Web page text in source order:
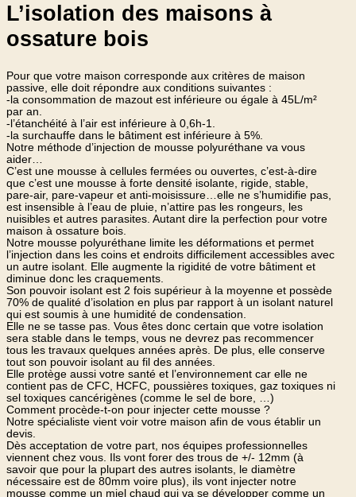
L’isolation des maisons à
ossature bois
Pour que votre maison corresponde aux critères de maison
passive, elle doit répondre aux conditions suivantes :
-la consommation de mazout est inférieure ou égale à 45L/m²
par an.
-l’étanchéité à l’air est inférieure à 0,6h-1.
-la surchauffe dans le bâtiment est inférieure à 5%.
Notre méthode d’injection de mousse polyuréthane va vous
aider…
C’est une mousse à cellules fermées ou ouvertes, c’est-à-dire
que c’est une mousse à forte densité isolante, rigide, stable,
pare-air, pare-vapeur et anti-moisissure…elle ne s’humidifie pas,
est insensible à l’eau de pluie, n’attire pas les rongeurs, les
nuisibles et autres parasites. Autant dire la perfection pour votre
maison à ossature bois.
Notre mousse polyuréthane limite les déformations et permet
l’injection dans les coins et endroits difficilement accessibles avec
un autre isolant. Elle augmente la rigidité de votre bâtiment et
diminue donc les craquements.
Son pouvoir isolant est 2 fois supérieur à la moyenne et possède
70% de qualité d’isolation en plus par rapport à un isolant naturel
qui est soumis à une humidité de condensation.
Elle ne se tasse pas. Vous êtes donc certain que votre isolation
sera stable dans le temps, vous ne devrez pas recommencer
tous les travaux quelques années après. De plus, elle conserve
tout son pouvoir isolant au fil des années.
Elle protège aussi votre santé et l’environnement car elle ne
contient pas de CFC, HCFC, poussières toxiques, gaz toxiques ni
sel toxiques cancérigènes (comme le sel de bore, …)
Comment procède-t-on pour injecter cette mousse ?
Notre spécialiste vient voir votre maison afin de vous établir un
devis.
Dès acceptation de votre part, nos équipes professionnelles
viennent chez vous. Ils vont forer des trous de +/- 12mm (à
savoir que pour la plupart des autres isolants, le diamètre
nécessaire est de 80mm voire plus), ils vont injecter notre
mousse comme un miel chaud qui va se développer comme un